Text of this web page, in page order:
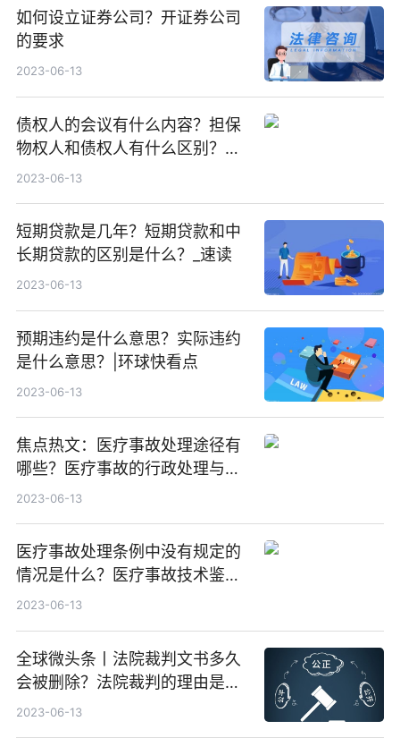
如何设立证券公司？开证券公司
的要求
2023-06-13
债权人的会议有什么内容？担保
物权人和债权人有什么区别？有
优先受偿权的人主要指的是哪些
2023-06-13
短期贷款是几年？短期贷款和中
长期贷款的区别是什么？_速读
2023-06-13
预期违约是什么意思？实际违约
是什么意思？|环球快看点
2023-06-13
焦点热文：医疗事故处理途径有
哪些？医疗事故的行政处理与监
督有哪些？
2023-06-13
医疗事故处理条例中没有规定的
情况是什么？医疗事故技术鉴定
的材料都有哪些？
2023-06-13
全球微头条丨法院裁判文书多久
会被删除？法院裁判的理由是什
么?
2023-06-13